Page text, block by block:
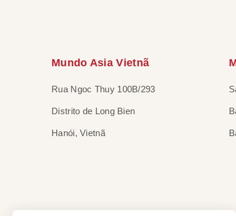
Mundo Asia Vietnã
Rua Ngoc Thuy 100B/293
Distrito de Long Bien
Hanói, Vietnã